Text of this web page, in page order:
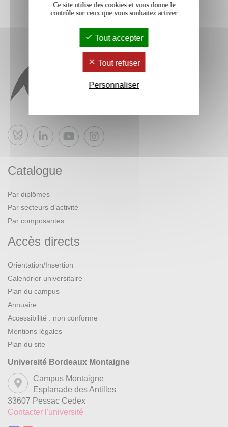
Bluesky
Catalogue
Par diplômes
Par secteurs d’activité
Par composantes
Accès directs
Orientation/Insertion
Calendrier universitaire
Plan du campus
Annuaire
Accessibilité : non conforme
Mentions légales
Plan du site
Université Bordeaux Montaigne
Campus Montaigne
Esplanade des Antilles
33607 Pessac Cedex
Contacter l'université
Ce site utilise des cookies et vous donne le
contrôle sur ceux que vous souhaitez activer
Tout accepter
Tout refuser
Personnaliser